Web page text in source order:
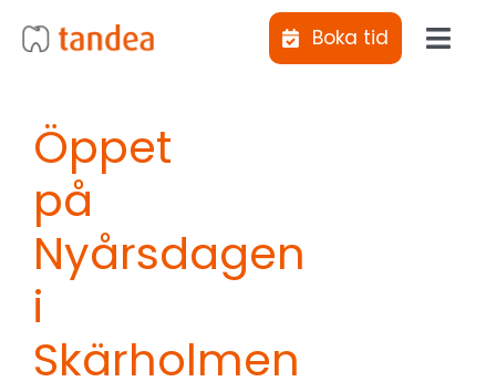
Boka tid
Kliniker
Behandlingar
Abonnemangs­tandvård
Öppet
på
Nyårsdagen
i
Skärholmen